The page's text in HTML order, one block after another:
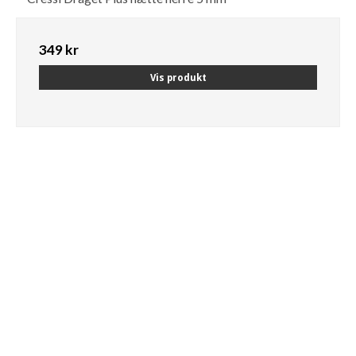
349 kr
Vis produkt